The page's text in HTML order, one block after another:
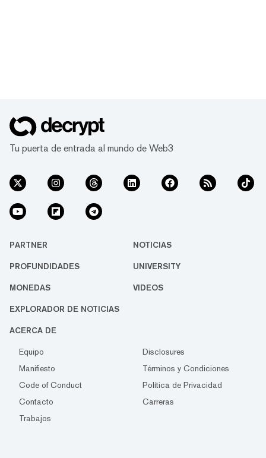
Tu puerta de entrada al mundo de Web3
PARTNER NOTICIAS
PROFUNDIDADES UNIVERSITY
MONEDAS VIDEOS
EXPLORADOR DE NOTICIAS
ACERCA DE
Equipo
Disclosures
Manifiesto
Términos y Condiciones
Code of Conduct
Política de Privacidad
Contacto
Carreras
Trabajos